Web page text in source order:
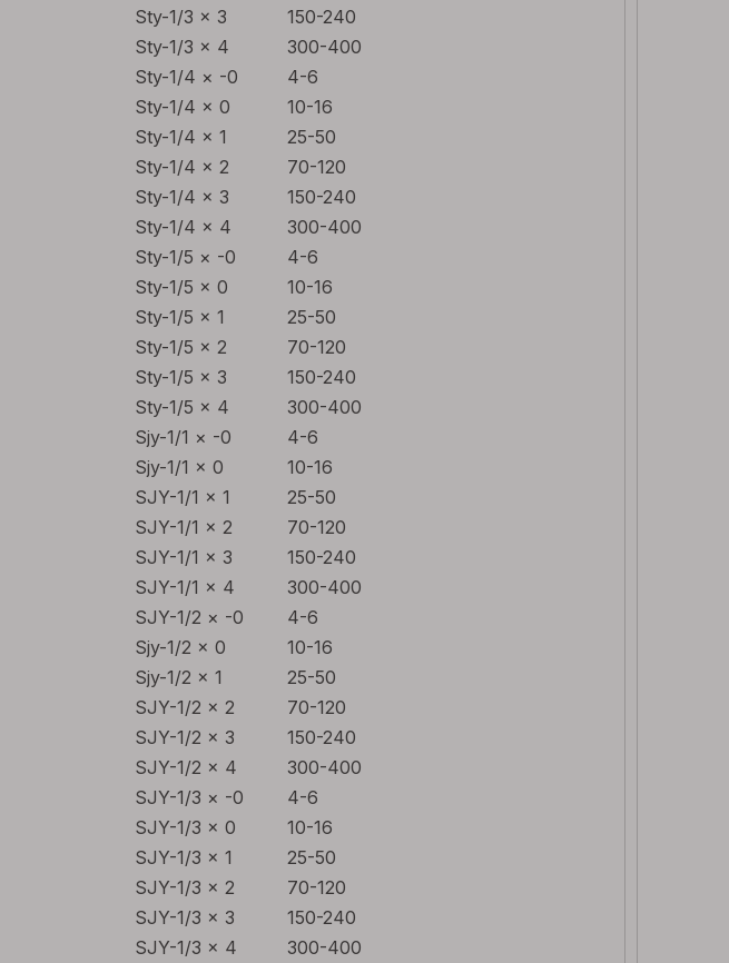
Sty-1/3 × 3
150-240
Sty-1/3 × 4
300-400
Sty-1/4 × -0
4-6
Sty-1/4 × 0
10-16
Sty-1/4 × 1
25-50
Sty-1/4 × 2
70-120
Sty-1/4 × 3
150-240
Sty-1/4 × 4
300-400
Sty-1/5 × -0
4-6
Sty-1/5 × 0
10-16
Sty-1/5 × 1
25-50
Sty-1/5 × 2
70-120
Sty-1/5 × 3
150-240
Sty-1/5 × 4
300-400
Sjy-1/1 × -0
4-6
Sjy-1/1 × 0
10-16
SJY-1/1 × 1
25-50
SJY-1/1 × 2
70-120
SJY-1/1 × 3
150-240
SJY-1/1 × 4
300-400
SJY-1/2 × -0
4-6
Sjy-1/2 × 0
10-16
Sjy-1/2 × 1
25-50
SJY-1/2 × 2
70-120
SJY-1/2 × 3
150-240
SJY-1/2 × 4
300-400
SJY-1/3 × -0
4-6
SJY-1/3 × 0
10-16
SJY-1/3 × 1
25-50
SJY-1/3 × 2
70-120
SJY-1/3 × 3
150-240
SJY-1/3 × 4
300-400